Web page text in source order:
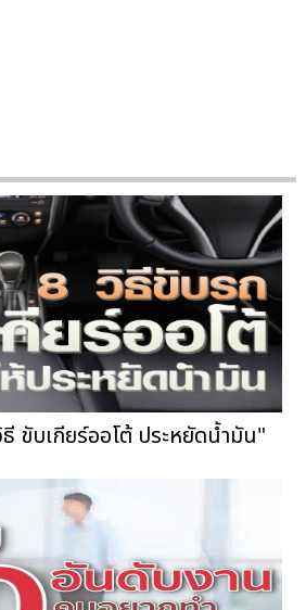
ขับเกียร์ออโต้ ประหยัดน้ำมัน"